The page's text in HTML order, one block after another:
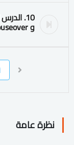
و onmouseover
نظرة عامة